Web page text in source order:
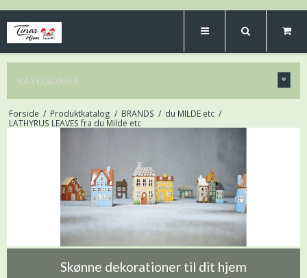
KATEGORIER
Forside / Produktkatalog / BRANDS / du MILDE etc /
LATHYRUS LEAVES fra du Milde etc
Skønne dekorationer til dit hjem